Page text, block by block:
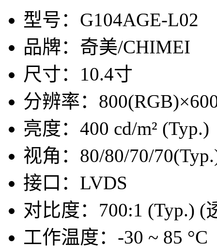
型号： G104AGE-L02
品牌： 奇美/CHIMEI
尺寸： 10.4寸
分辨率：
亮度： 400 cd/m² (Typ.)
视角： 80/80/70/
接口： LVDS
对比度： 700:1 (Typ.) (
工作温度： -30 ~ 85 °C